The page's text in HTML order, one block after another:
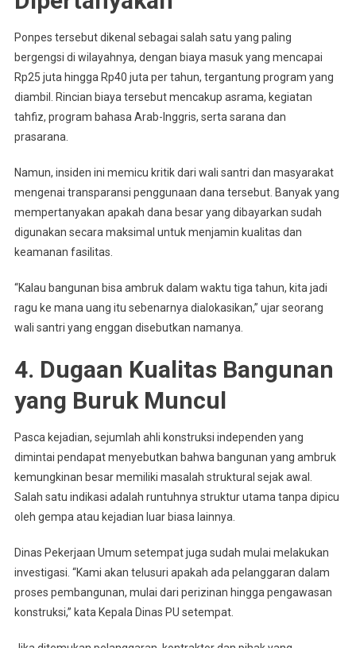
Ponpes tersebut dikenal sebagai salah satu yang paling
bergengsi di wilayahnya, dengan biaya masuk yang mencapai
Rp25 juta hingga Rp40 juta per tahun, tergantung program yang
diambil. Rincian biaya tersebut mencakup asrama, kegiatan
tahfiz, program bahasa Arab-Inggris, serta sarana dan
prasarana.
Namun, insiden ini memicu kritik dari wali santri dan masyarakat
mengenai transparansi penggunaan dana tersebut. Banyak yang
mempertanyakan apakah dana besar yang dibayarkan sudah
digunakan secara maksimal untuk menjamin kualitas dan
keamanan fasilitas.
“Kalau bangunan bisa ambruk dalam waktu tiga tahun, kita jadi
ragu ke mana uang itu sebenarnya dialokasikan,” ujar seorang
wali santri yang enggan disebutkan namanya.
4. Dugaan Kualitas Bangunan
yang Buruk Muncul
Pasca kejadian, sejumlah ahli konstruksi independen yang
dimintai pendapat menyebutkan bahwa bangunan yang ambruk
kemungkinan besar memiliki masalah struktural sejak awal.
Salah satu indikasi adalah runtuhnya struktur utama tanpa dipicu
oleh gempa atau kejadian luar biasa lainnya.
Dinas Pekerjaan Umum setempat juga sudah mulai melakukan
investigasi. “Kami akan telusuri apakah ada pelanggaran dalam
proses pembangunan, mulai dari perizinan hingga pengawasan
konstruksi,” kata Kepala Dinas PU setempat.